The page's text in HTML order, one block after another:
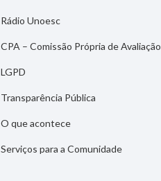
Rádio Unoesc
CPA – Comissão Própria de Avaliação
LGPD
Transparência Pública
O que acontece
Serviços para a Comunidade